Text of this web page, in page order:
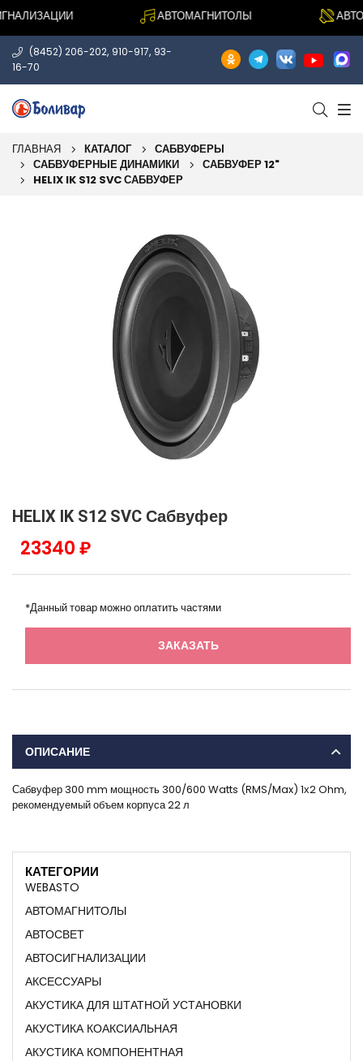
АВТОМАГНИТОЛЫ
(8452) 206-202, 910-917, 93-
16-70
ГЛАВНАЯ КАТАЛОГ
САБВУФЕРЫ
САБВУФЕРНЫЕ ДИНАМИКИ
САБВУФЕР 12"
HELIX IK S12 SVC САБВУФЕР
HELIX IK S12 SVC Сабвуфер
23340 ₽
*Данный товар можно оплатить частями
ЗАКАЗАТЬ
ОПИСАНИЕ
Сабвуфер 300 mm мощность 300/600 Watts (RMS/Max) 1х2 Ohm,
рекомендуемый объем корпуса 22 л
КАТЕГОРИИ
WEBASTO
АВТОМАГНИТОЛЫ
АВТОСВЕТ
АВТОСИГНАЛИЗАЦИИ
АКСЕССУАРЫ
АКУСТИКА ДЛЯ ШТАТНОЙ УСТАНОВКИ
АКУСТИКА КОАКСИАЛЬНАЯ
АКУСТИКА КОМПОНЕНТНАЯ